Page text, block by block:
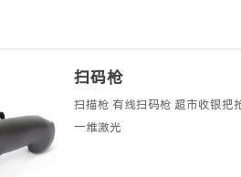
扫码枪
扫描枪 有线扫码枪 超市收银把
一维激光